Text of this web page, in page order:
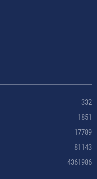
332
1851
17789
81143
4361986